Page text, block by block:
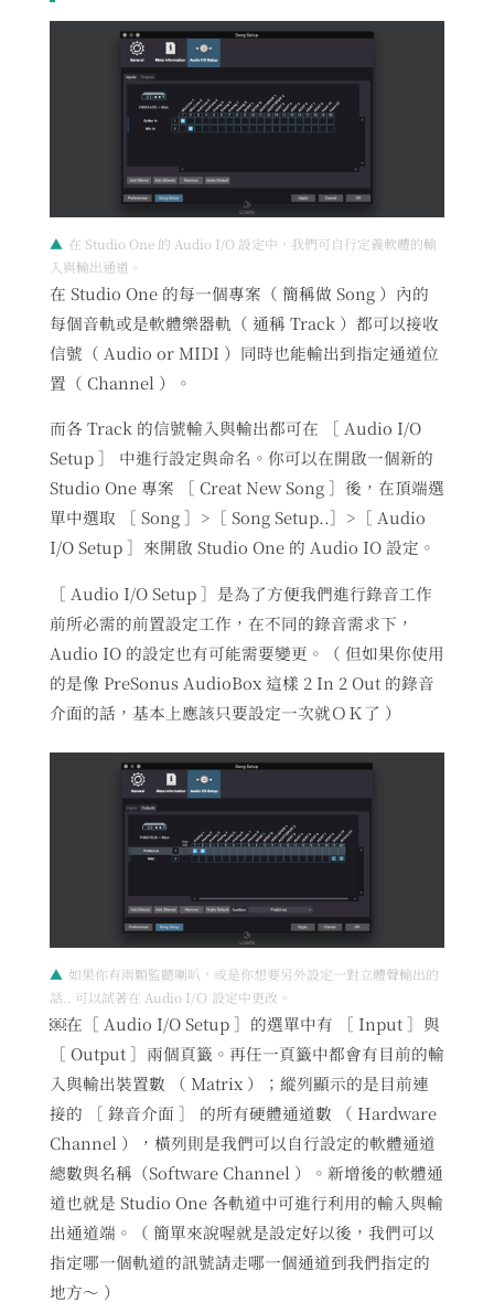
在 Studio One 的 Audio I/O 設定中，我們可自行定義軟體的輸
入與輸出通道。
在 Studio One 的每一個專案（ 簡稱做 Song ）內的
每個音軌或是軟體樂器軌（ 通稱 Track ）都可以接收
信號（ Audio or MIDI ）同時也能輸出到指定通道位
置（ Channel ）。
而各 Track 的信號輸入與輸出都可在 ［ Audio I/O
Setup ］ 中進行設定與命名。你可以在開啟一個新的
Studio One 專案 ［ Creat New Song ］後，在頂端選
單中選取 ［ Song ］>［ Song Setup..］>［ Audio
I/O Setup ］來開啟 Studio One 的 Audio IO 設定。
［ Audio I/O Setup ］是為了方便我們進行錄音工作
前所必需的前置設定工作，在不同的錄音需求下，
Audio IO 的設定也有可能需要變更。（ 但如果你使用
的是像 PreSonus AudioBox 這樣 2 In 2 Out 的錄音
介面的話，基本上應該只要設定一次就ＯＫ了 ）
如果你有兩顆監聽喇叭，或是你想要另外設定一對立體聲輸出的
話.. 可以試著在 Audio I/Ｏ 設定中更改。
￼在［ Audio I/O Setup ］的選單中有 ［ Input ］與
［ Output ］兩個頁籤。再任一頁籤中都會有目前的輸
入與輸出裝置數 （ Matrix ）；縱列顯示的是目前連
接的 ［ 錄音介面 ］ 的所有硬體通道數 （ Hardware
Channel ），橫列則是我們可以自行設定的軟體通道
總數與名稱（Software Channel ）。新增後的軟體通
道也就是 Studio One 各軌道中可進行利用的輸入與輸
出通道端。（ 簡單來說喔就是設定好以後，我們可以
指定哪一個軌道的訊號請走哪一個通道到我們指定的
地方～ ）